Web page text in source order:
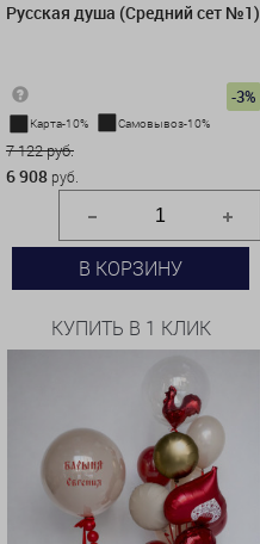
Русская душа (Средний сет №1)
-3%
Карта-10% Самовывоз-10%
7 122 руб.
6 908 руб.
В КОРЗИНУ
КУПИТЬ В 1 КЛИК